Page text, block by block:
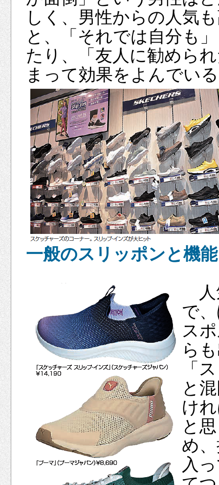
しく、男性からの人気
と、「それでは自分も
たり、「友人に勧めら
まって効果をよんでい
一般のスリッポンと機
人
で
ス
ら
「
と
け
と
め
入